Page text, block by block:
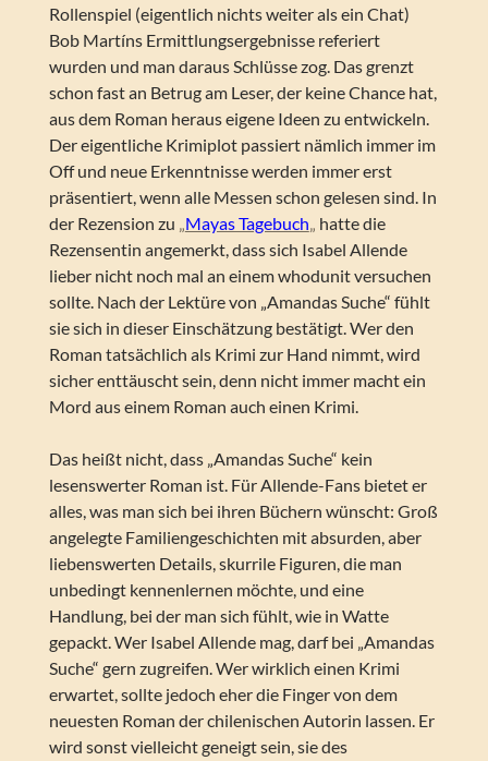
Rollenspiel (eigentlich nichts weiter als ein Chat)
Bob Martíns Ermittlungsergebnisse referiert
wurden und man daraus Schlüsse zog. Das grenzt
schon fast an Betrug am Leser, der keine Chance hat,
aus dem Roman heraus eigene Ideen zu entwickeln.
Der eigentliche Krimiplot passiert nämlich immer im
Off und neue Erkenntnisse werden immer erst
präsentiert, wenn alle Messen schon gelesen sind. In
der Rezension zu „Mayas Tagebuch„ hatte die
Rezensentin angemerkt, dass sich Isabel Allende
lieber nicht noch mal an einem whodunit versuchen
sollte. Nach der Lektüre von „Amandas Suche“ fühlt
sie sich in dieser Einschätzung bestätigt. Wer den
Roman tatsächlich als Krimi zur Hand nimmt, wird
sicher enttäuscht sein, denn nicht immer macht ein
Mord aus einem Roman auch einen Krimi.
Das heißt nicht, dass „Amandas Suche“ kein
lesenswerter Roman ist. Für Allende-Fans bietet er
alles, was man sich bei ihren Büchern wünscht: Groß
angelegte Familiengeschichten mit absurden, aber
liebenswerten Details, skurrile Figuren, die man
unbedingt kennenlernen möchte, und eine
Handlung, bei der man sich fühlt, wie in Watte
gepackt. Wer Isabel Allende mag, darf bei „Amandas
Suche“ gern zugreifen. Wer wirklich einen Krimi
erwartet, sollte jedoch eher die Finger von dem
neuesten Roman der chilenischen Autorin lassen. Er
wird sonst vielleicht geneigt sein, sie des